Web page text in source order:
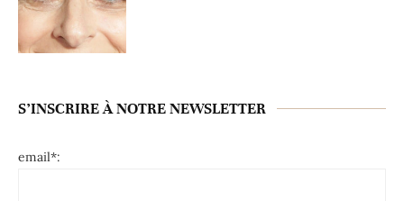
S’INSCRIRE À NOTRE NEWSLETTER
email*: